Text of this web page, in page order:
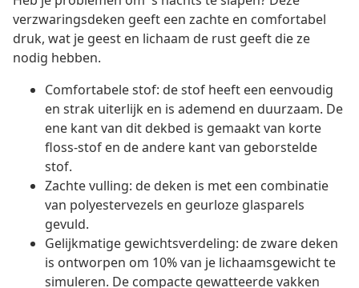
verzwaringsdeken geeft een zachte en comfortabel
druk, wat je geest en lichaam de rust geeft die ze
nodig hebben.
Comfortabele stof: de stof heeft een eenvoudig
en strak uiterlijk en is ademend en duurzaam. De
ene kant van dit dekbed is gemaakt van korte
floss-stof en de andere kant van geborstelde
stof.
Zachte vulling: de deken is met een combinatie
van polyestervezels en geurloze glasparels
gevuld.
Gelijkmatige gewichtsverdeling: de zware deken
is ontworpen om 10% van je lichaamsgewicht te
simuleren. De compacte gewatteerde vakken